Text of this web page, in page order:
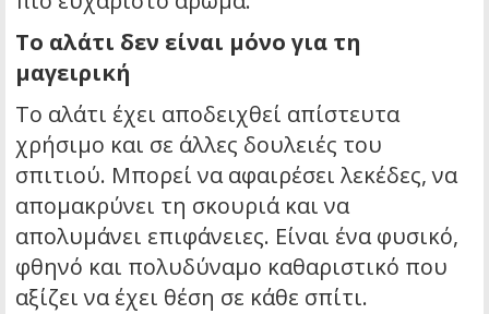
Το αλάτι δεν είναι μόνο για τη
μαγειρική
Το αλάτι έχει αποδειχθεί απίστευτα
χρήσιμο και σε άλλες δουλειές του
σπιτιού. Μπορεί να αφαιρέσει λεκέδες, να
απομακρύνει τη σκουριά και να
απολυμάνει επιφάνειες. Είναι ένα φυσικό,
φθηνό και πολυδύναμο καθαριστικό που
αξίζει να έχει θέση σε κάθε σπίτι.